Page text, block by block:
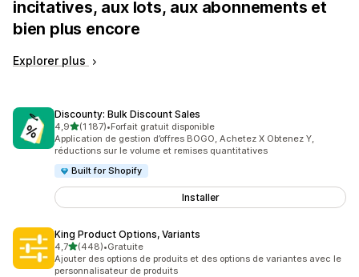
incitatives, aux lots, aux abonnements et
bien plus encore
Explorer plus
Discounty: Bulk Discount Sales
4,9étoile(s) sur 5
(1 187)
1187 avis au total
•Forfait gratuit disponible
Application de gestion d’offres BOGO, Achetez X Obtenez Y,
réductions sur le volume et remises quantitatives
Built for Shopify
Installer
King Product Options, Variants
4,7étoile(s) sur 5
(448)
448 avis au total
•Gratuite
Ajouter des options de produits et des options de variantes avec le
personnalisateur de produits